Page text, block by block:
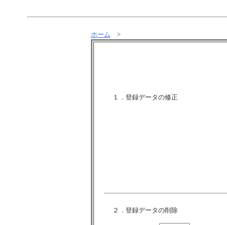
ホーム >
１．登録データの修正
２．登録データの削除